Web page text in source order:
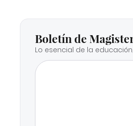
Boletín de
Lo esencial de la